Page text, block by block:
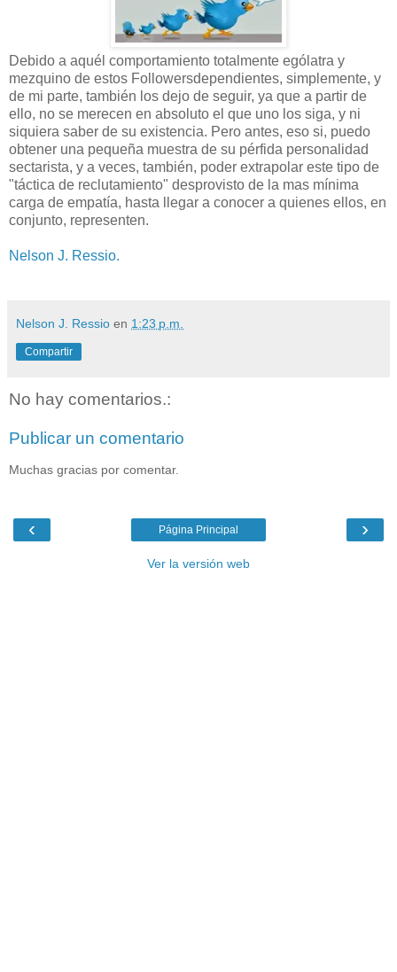
Debido a aquél comportamiento totalmente ególatra y
mezquino de estos Followersdependientes, simplemente, y
de mi parte, también los dejo de seguir, ya que a partir de
ello, no se merecen en absoluto el que uno los siga, y ni
siquiera saber de su existencia. Pero antes, eso si, puedo
obtener una pequeña muestra de su pérfida personalidad
sectarista, y a veces, también, poder extrapolar este tipo de
"táctica de reclutamiento" desprovisto de la mas mínima
carga de empatía, hasta llegar a conocer a quienes ellos, en
conjunto, representen.
Nelson J. Ressio.
Nelson J. Ressio en 1:23 p.m.
Compartir
No hay comentarios.:
Publicar un comentario
Muchas gracias por comentar.
‹ ›
Página Principal
Ver la versión web